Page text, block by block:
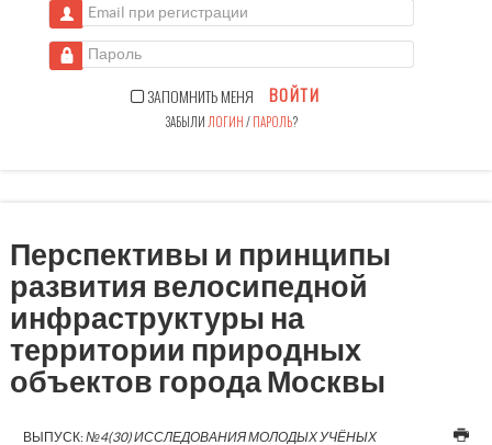
Email при регистрации
Пароль
ЗАПОМНИТЬ МЕНЯ ВОЙТИ
ЗАБЫЛИ ЛОГИН/ПАРОЛЬ?
Перспективы и принципы
развития велосипедной
инфраструктуры на
территории природных
объектов города Москвы
ВЫПУСК:№4(30) ИССЛЕДОВАНИЯ МОЛОДЫХ УЧЁНЫХ